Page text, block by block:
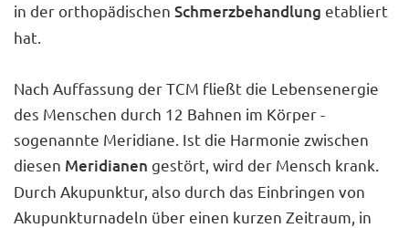
in der orthopädischen Schmerzbehandlung etabliert
hat.
Nach Auffassung der TCM fließt die Lebensenergie
des Menschen durch 12 Bahnen im Körper -
sogenannte Meridiane. Ist die Harmonie zwischen
diesen Meridianen gestört, wird der Mensch krank.
Durch Akupunktur, also durch das Einbringen von
Akupunkturnadeln über einen kurzen Zeitraum, in